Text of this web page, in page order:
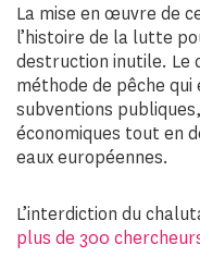
La mise en œuvre de
l’histoire de la lutte
destruction inutile. Le
méthode de pêche
subventions
économiques tout en
eaux européennes.
L’interdiction du
plus de 300